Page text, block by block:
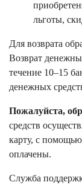
льготы,
Для возврата
Возврат
течение 10–15
денежных
Пожалуйста,
средств
карту, с
оплачены.
Служба